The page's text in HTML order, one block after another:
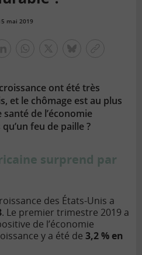
mai 2019
ont été très
et le chômage est au plus
de l’économie
feu de paille ?
surprend par
des États-Unis a
. Le premier trimestre 2019 a
de l’économie
y a été de 3,2 % en